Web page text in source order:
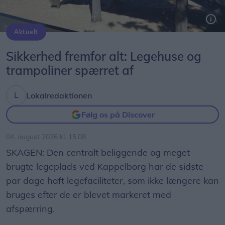
Aktuelt
Sikkerhed fremfor alt: Legehuse og
trampoliner spærret af
Lokalredaktionen
Følg os på Discover
04. august 2026 kl. 15.08
SKAGEN: Den centralt beliggende og meget
brugte legeplads ved Kappelborg har de sidste
par dage haft legefaciliteter, som ikke længere kan
bruges efter de er blevet markeret med
afspærring.